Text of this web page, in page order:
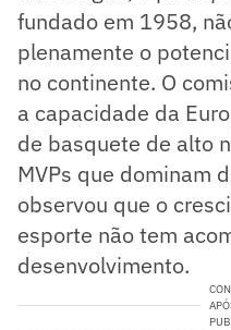
fundado em 1958,
plenamente o
no continente. O
a capacidade da
de basquete de alto
MVPs que dominam
observou que o
esporte não tem
desenvolvimento.